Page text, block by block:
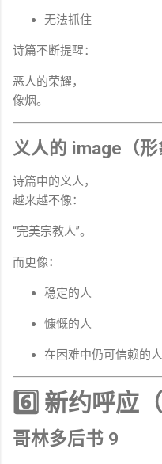
无法抓住
诗篇不断提醒：
恶人的荣耀，
像烟。
义人的 image（形
诗篇中的义人，
越来越不像：
“完美宗教人”。
而更像：
稳定的人
慷慨的人
在困难中仍可信赖的人
6️⃣ 新约呼应
哥林多后书 9